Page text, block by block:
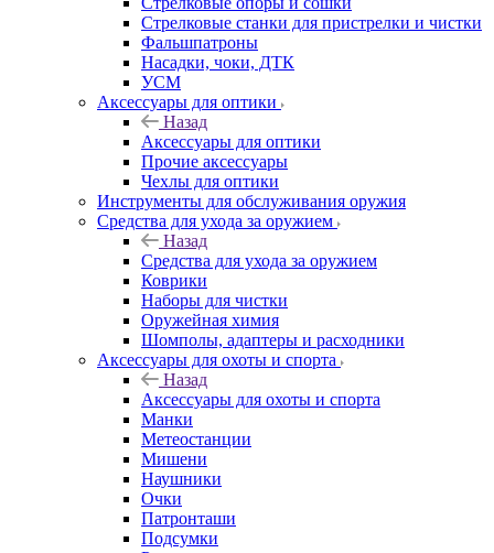
Стрелковые станки для пристрелки и чистки
Фальшпатроны
Насадки, чоки, ДТК
УСМ
Аксессуары для оптики
Назад
Аксессуары для оптики
Прочие аксессуары
Чехлы для оптики
Инструменты для обслуживания оружия
Средства для ухода за оружием
Назад
Средства для ухода за оружием
Коврики
Наборы для чистки
Оружейная химия
Шомполы, адаптеры и расходники
Аксессуары для охоты и спорта
Назад
Аксессуары для охоты и спорта
Манки
Метеостанции
Мишени
Наушники
Очки
Патронташи
Подсумки